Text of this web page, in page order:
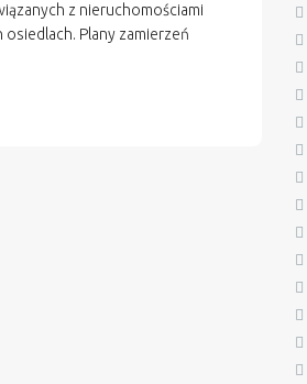
z nieruchomościami
Plany zamierzeń